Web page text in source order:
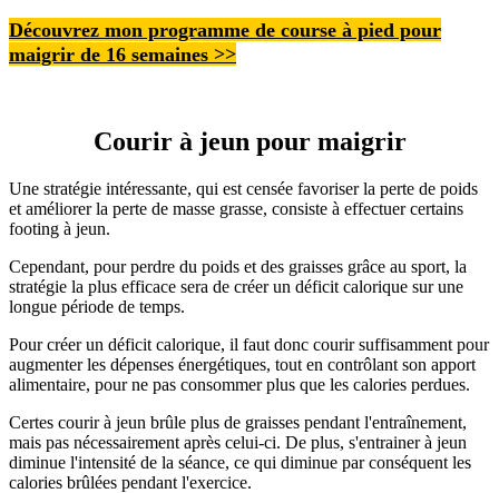
Découvrez mon programme de course à pied pour
maigrir de 16 semaines >>
Courir à jeun pour maigrir
Une stratégie intéressante, qui est censée favoriser la perte de poids
et améliorer la perte de masse grasse, consiste à effectuer certains
footing à jeun.
Cependant, pour perdre du poids et des graisses grâce au sport, la
stratégie la plus efficace sera de créer un déficit calorique sur une
longue période de temps.
Pour créer un déficit calorique, il faut donc courir suffisamment pour
augmenter les dépenses énergétiques, tout en contrôlant son apport
alimentaire, pour ne pas consommer plus que les calories perdues.
Certes courir à jeun brûle plus de graisses pendant l'entraînement,
mais pas nécessairement après celui-ci. De plus, s'entrainer à jeun
diminue l'intensité de la séance, ce qui diminue par conséquent les
calories brûlées pendant l'exercice.